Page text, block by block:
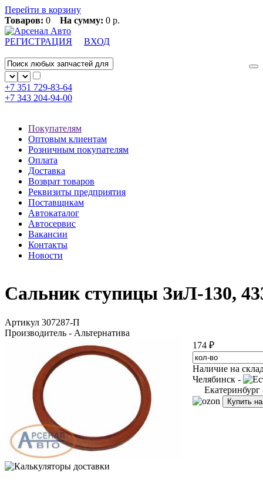
Перейти в корзину
Товаров: 0 На сумму: 0 р.
РЕГИСТРАЦИЯ ВХОД
+7 351 729-83-64
+7 343 204-94-00
Покупателям
Оптовым клиентам
Розничным покупателям
Оплата
Доставка
Возврат товаров
Реквизиты предприятия
Поставщикам
Автокаталог
Автосервис
Вакансии
Контакты
Новости
Сальник ступицы ЗиЛ-130,
Артикул 307287-П
Производитель - Альтернатива
174 ₽
Наличие на
Челябинск -
Купить